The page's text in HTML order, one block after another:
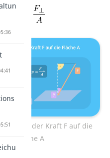
Anteil der Kraft F auf die
Fläche A